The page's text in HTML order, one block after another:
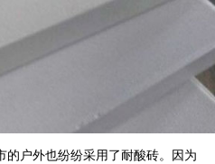
户外也纷纷采用了耐酸砖。因为